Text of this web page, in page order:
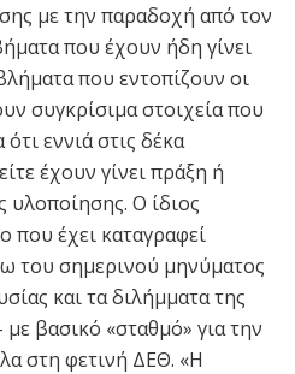
με την παραδοχή από τον
που έχουν ήδη γίνει
που εντοπίζουν οι
συγκρίσιμα στοιχεία που
εννιά στις δέκα
έχουν γίνει πράξη ή
υλοποίησης. Ο ίδιος
που έχει καταγραφεί
του σημερινού μηνύματος
και τα διλήμματα της
βασικό «σταθμό» για την
στη φετινή ΔΕΘ. «Η